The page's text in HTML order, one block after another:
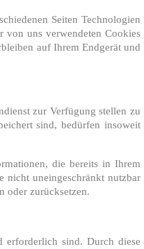
Seiten Technologien
von uns verwendeten Cookies
auf Ihrem Endgerät und
zur Verfügung stellen zu
sind, bedürfen insoweit
die bereits in Ihrem
nicht uneingeschränkt nutzbar
oder zurücksetzen.
erforderlich sind. Durch diese